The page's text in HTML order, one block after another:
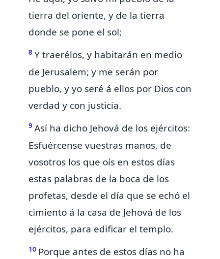
tierra del oriente, y de la tierra
donde se pone el sol;
8 Y traerélos, y habitarán en medio
de Jerusalem; y me serán por
pueblo, y yo seré á ellos por Dios con
verdad y con justicia.
9 Así ha dicho Jehová de los ejércitos:
Esfuércense vuestras manos, de
vosotros los que oís en estos días
estas palabras de la boca de los
profetas, desde el día que se echó el
cimiento á la casa de Jehová de los
ejércitos, para edificar el templo.
10 Porque antes de estos días no ha